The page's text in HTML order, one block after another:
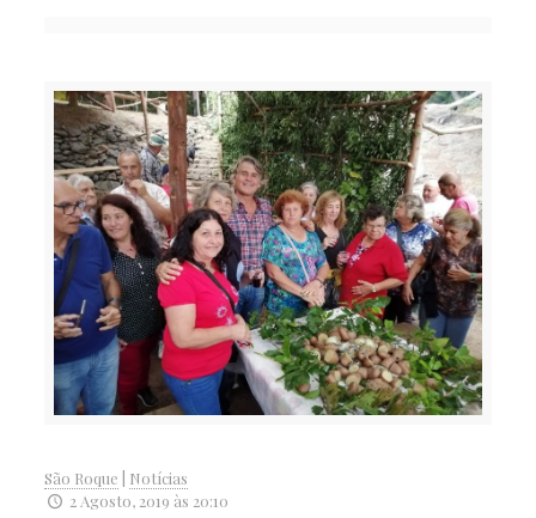
São Roque
Notícias
2 Agosto, 2019 às 20:10